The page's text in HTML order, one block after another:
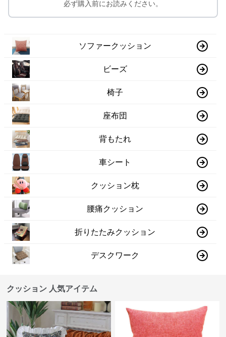
必ず購入前にお読みください。
ソファークッション
ビーズ
椅子
座布団
背もたれ
車シート
クッション枕
腰痛クッション
折りたたみクッション
デスクワーク
クッション 人気アイテム